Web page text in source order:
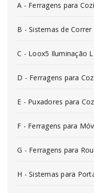
A - Ferragens para
B - Sistemas de
C - Loox5 Iluminação
D - Ferragens para
E - Puxadores para
F - Ferragens para
G - Ferragens para
H - Sistemas para